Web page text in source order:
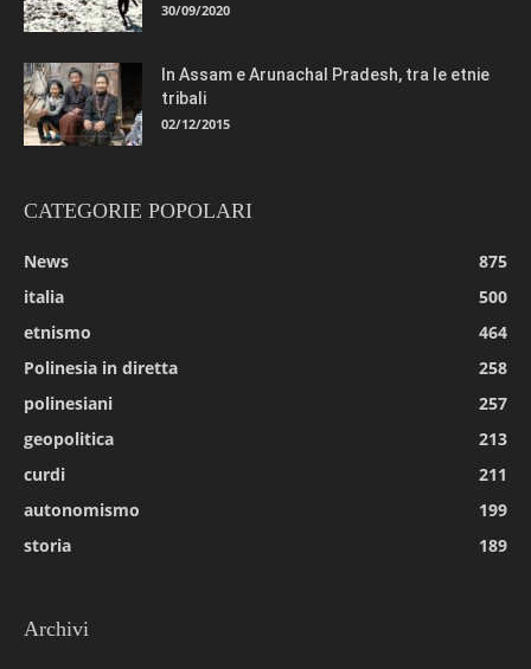
30/09/2020
In Assam e Arunachal Pradesh, tra le etnie
tribali
02/12/2015
CATEGORIE POPOLARI
News
875
italia
500
etnismo
464
Polinesia in diretta
258
polinesiani
257
geopolitica
213
curdi
211
autonomismo
199
storia
189
Archivi